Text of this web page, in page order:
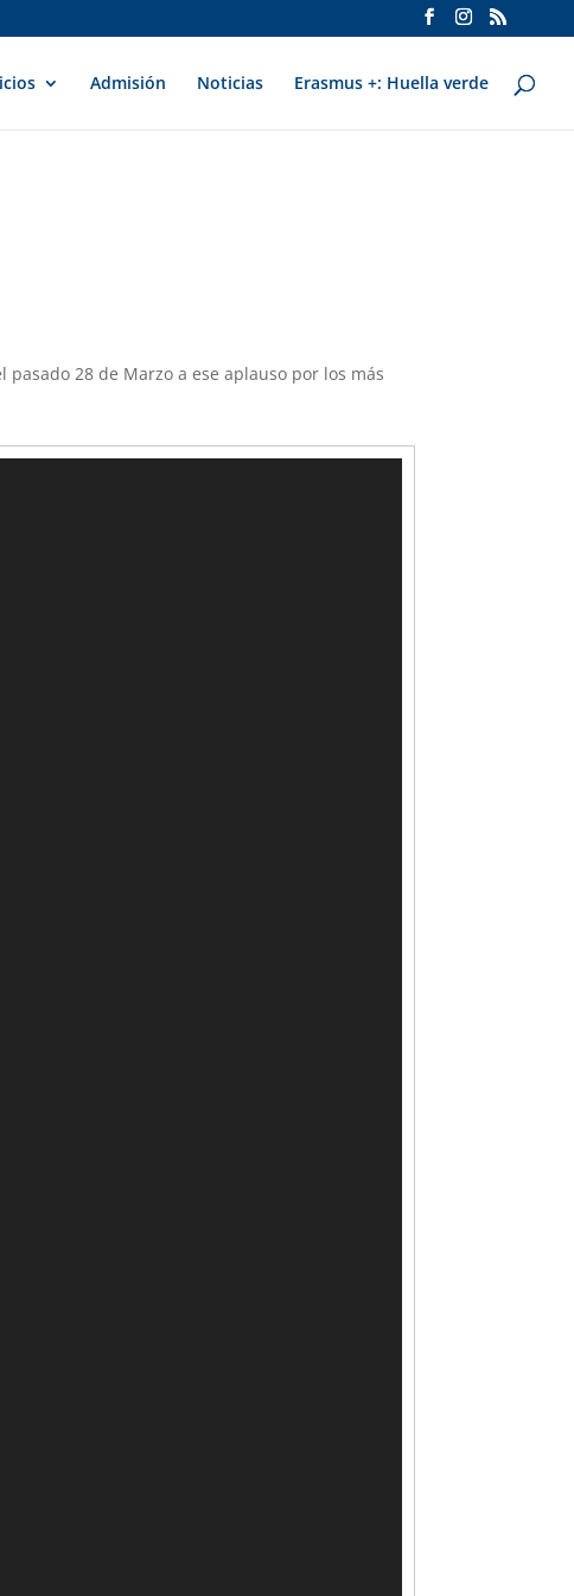
Admisión Noticias Erasmus +: Huella verde
28 de Marzo a ese aplauso por los más